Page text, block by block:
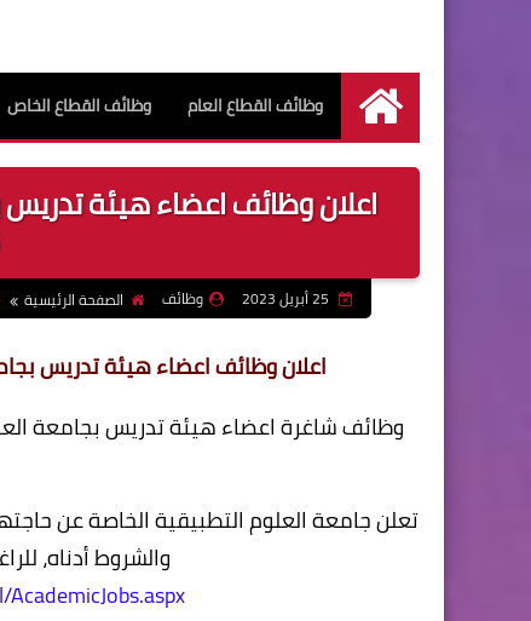
الرئيسية
وظائف القطاع العام وظائف القطاع الخاص
اعلان وظائف اعضاء هيئة تدريس
وظائف الصفحة الرئيسية
اعلان وظائف اعضاء هيئة تدريس بجامعة
وظائف شاغرة اعضاء هيئة تدريس بجامعة
تعلن جامعة العلوم التطبيقية الخاصة عن
والشروط أدناه،